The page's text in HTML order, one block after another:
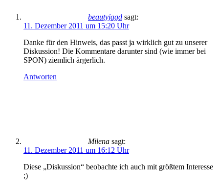
beautyjagd sagt:
11. Dezember 2011 um 15:20 Uhr
Danke für den Hinweis, das passt ja wirklich gut zu unserer
Diskussion! Die Kommentare darunter sind (wie immer bei
SPON) ziemlich ärgerlich.
Antworten
Milena sagt:
11. Dezember 2011 um 16:12 Uhr
Diese „Diskussion“ beobachte ich auch mit größtem Interesse
;)